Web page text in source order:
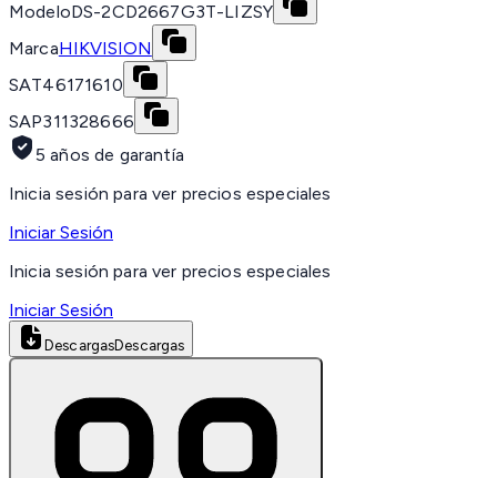
ModeloDS-2CD2667G3T-LIZSY
MarcaHIKVISION
SAT46171610
SAP311328666
5 años de garantía
Inicia sesión para ver precios especiales
Iniciar Sesión
Inicia sesión para ver precios especiales
Iniciar Sesión
DescargasDescargas